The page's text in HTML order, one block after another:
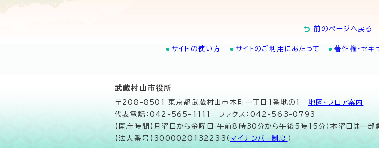
前のページへ戻る
サイトの使い方 サイトのご利用にあたって 著作権・セキ
武蔵村山市役所
〒208-8501 東京都武蔵村山市本町一丁目1番地の1 地図･フロア案内
代表電話：042-565-1111 ファクス：042-563-0793
【開庁時間】月曜日から金曜日 午前8時30分から午後5時15分（木曜日は一部
【法人番号】3000020132233（ マイナンバー制度 ）